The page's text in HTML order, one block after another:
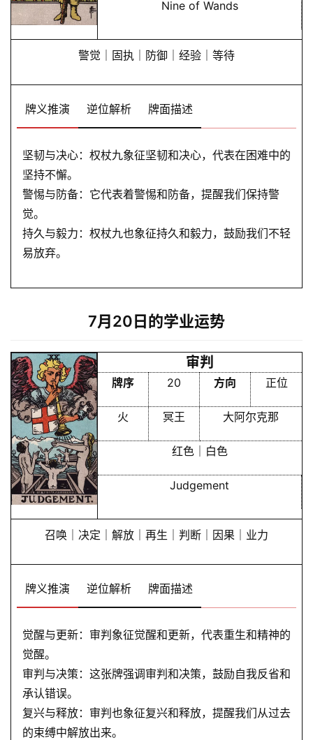
Nine of Wands
警觉｜固执｜防御｜经验｜等待
牌义推演 逆位解析 牌面描述
坚韧与决心：权杖九象征坚韧和决心，代表在困难中的
坚持不懈。
警惕与防备：它代表着警惕和防备，提醒我们保持警
觉。
持久与毅力：权杖九也象征持久和毅力，鼓励我们不轻
易放弃。
7月20日的学业运势
审判
牌序 20 方向 正位
火 冥王 大阿尔克那
红色｜白色
Judgement
召唤｜决定｜解放｜再生｜判断｜因果｜业力
牌义推演 逆位解析 牌面描述
觉醒与更新：审判象征觉醒和更新，代表重生和精神的
觉醒。
审判与决策：这张牌强调审判和决策，鼓励自我反省和
承认错误。
复兴与释放：审判也象征复兴和释放，提醒我们从过去
的束缚中解放出来。